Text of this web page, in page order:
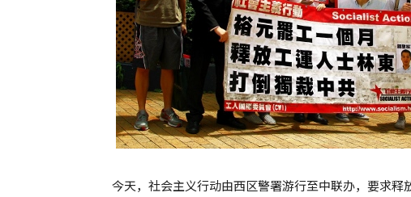
今天，社会主义行动由西区警署游行至中联办，要求